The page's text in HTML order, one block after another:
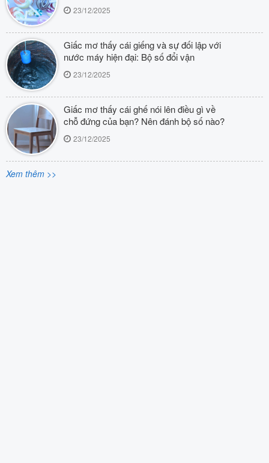
23/12/2025
Giấc mơ thấy cái giếng và sự đối lập với
nước máy hiện đại: Bộ số đổi vận
23/12/2025
Giấc mơ thấy cái ghế nói lên điều gì về
chỗ đứng của bạn? Nên đánh bộ số nào?
23/12/2025
Xem thêm >>